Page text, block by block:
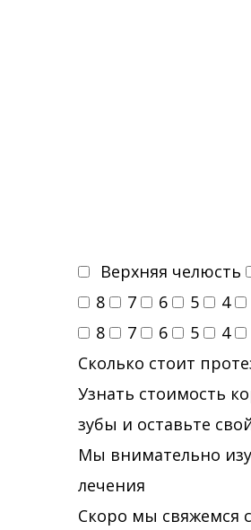
Верхняя челюсть
8
7 6 5 4
8
7 6 5 4
Сколько стоит
Узнать стоимость
зубы и оставьте
Мы внимательно
лечения
Скоро мы свяжемся